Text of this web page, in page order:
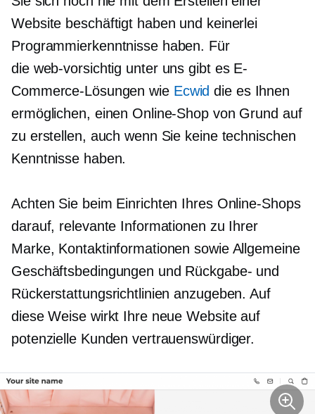
Website beschäftigt haben und keinerlei
Programmierkenntnisse haben. Für
die web-vorsichtig unter uns gibt es E-
Commerce-Lösungen wie Ecwid die es Ihnen
ermöglichen, einen Online-Shop von Grund auf
zu erstellen, auch wenn Sie keine technischen
Kenntnisse haben.
Achten Sie beim Einrichten Ihres Online-Shops
darauf, relevante Informationen zu Ihrer
Marke, Kontaktinformationen sowie Allgemeine
Geschäftsbedingungen und Rückgabe- und
Rückerstattungsrichtlinien anzugeben. Auf
diese Weise wirkt Ihre neue Website auf
potenzielle Kunden vertrauenswürdiger.